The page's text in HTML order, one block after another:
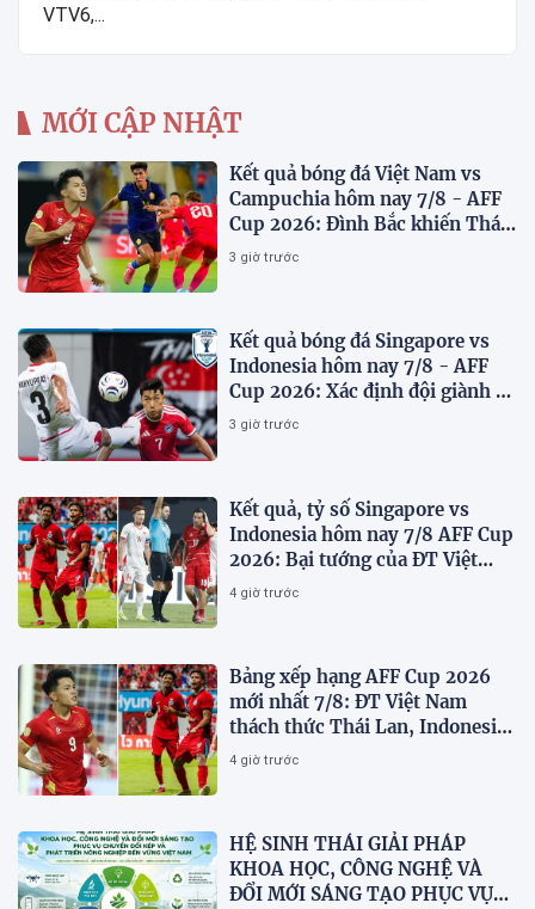
VTV6,...
MỚI CẬP NHẬT
Kết quả bóng đá Việt Nam vs
Campuchia hôm nay 7/8 - AFF
Cup 2026: Đình Bắc khiến Thái
Lan run sợ
3 giờ trước
Kết quả bóng đá Singapore vs
Indonesia hôm nay 7/8 - AFF
Cup 2026: Xác định đội giành vé
Bán kết
3 giờ trước
Kết quả, tỷ số Singapore vs
Indonesia hôm nay 7/8 AFF Cup
2026: Bại tướng của ĐT Việt
nam dừng bước sớm
4 giờ trước
Bảng xếp hạng AFF Cup 2026
mới nhất 7/8: ĐT Việt Nam
thách thức Thái Lan, Indonesia
dừng bước
4 giờ trước
HỆ SINH THÁI GIẢI PHÁP
KHOA HỌC, CÔNG NGHỆ VÀ
ĐỔI MỚI SÁNG TẠO PHỤC VỤ